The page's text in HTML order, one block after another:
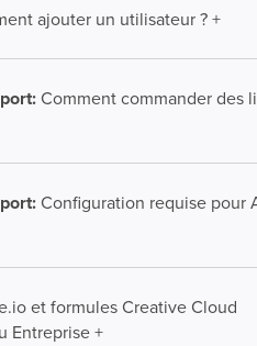
ajouter un utilisateur ? +
Comment commander des
Configuration requise pour
et formules Creative Cloud
Entreprise +